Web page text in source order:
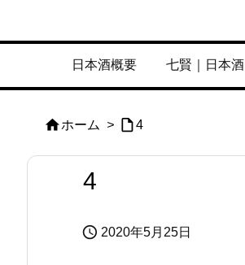
日本酒概要 七賢｜日本酒
ホーム > 4
4
 2020年5月25日